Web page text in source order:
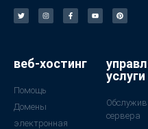
веб-хостинг
Помощь
Домены
электронная
услуги
сервера